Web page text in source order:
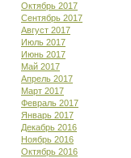
Октябрь 2017
Сентябрь 2017
Август 2017
Июль 2017
Июнь 2017
Май 2017
Апрель 2017
Март 2017
Февраль 2017
Январь 2017
Декабрь 2016
Ноябрь 2016
Октябрь 2016